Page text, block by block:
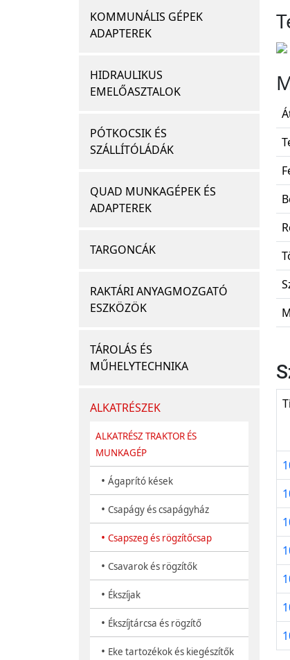
KOMMUNÁLIS GÉPEK
ADAPTEREK
HIDRAULIKUS
EMELŐASZTALOK
PÓTKOCSIK ÉS
SZÁLLÍTÓLÁDÁK
QUAD MUNKAGÉPEK ÉS
ADAPTEREK
TARGONCÁK
RAKTÁRI ANYAGMOZGATÓ
ESZKÖZÖK
TÁROLÁS ÉS
MŰHELYTECHNIKA
ALKATRÉSZEK
ALKATRÉSZ TRAKTOR ÉS
MUNKAGÉP
• Ágaprító kések
• Csapágy és csapágyház
• Csapszeg és rögzítőcsap
• Csavarok és rögzítők
• Ékszíjak
• Ékszíjtárcsa és rögzítő
• Eke tartozékok és kiegészítők